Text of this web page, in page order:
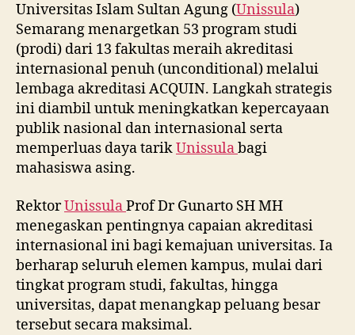
Universitas Islam Sultan Agung (Unissula)
Semarang menargetkan 53 program studi
(prodi) dari 13 fakultas meraih akreditasi
internasional penuh (unconditional) melalui
lembaga akreditasi ACQUIN. Langkah strategis
ini diambil untuk meningkatkan kepercayaan
publik nasional dan internasional serta
memperluas daya tarikUnissulabagi
mahasiswa asing.
RektorUnissulaProf Dr Gunarto SH MH
menegaskan pentingnya capaian akreditasi
internasional ini bagi kemajuan universitas. Ia
berharap seluruh elemen kampus, mulai dari
tingkat program studi, fakultas, hingga
universitas, dapat menangkap peluang besar
tersebut secara maksimal.